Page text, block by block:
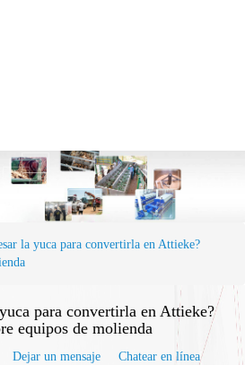
la yuca para convertirla en Attieke?
para convertirla en Attieke?
equipos de molienda
Dejar un mensaje Chatear en línea